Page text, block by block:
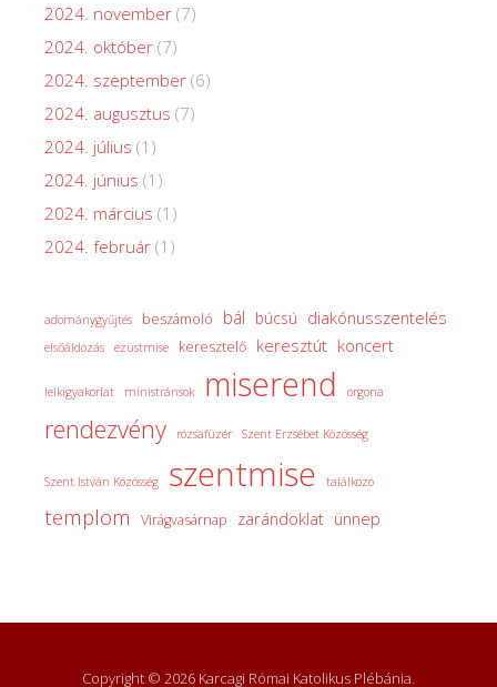
2024. november (7)
2024. október (7)
2024. szeptember (6)
2024. augusztus (7)
2024. július (1)
2024. június (1)
2024. március (1)
2024. február (1)
adománygyűjtés beszámoló bál búcsú diakónusszentelés
elsőáldozás ezüstmise keresztelő keresztút koncert
lelkigyakorlat ministránsok miserend orgona
rendezvény rózsafüzér Szent Erzsébet Közösség
Szent István Közösség szentmise találkozó
templom Virágvasárnap zarándoklat ünnep
Copyright © 2026 Karcagi Római Katolikus Plébánia.